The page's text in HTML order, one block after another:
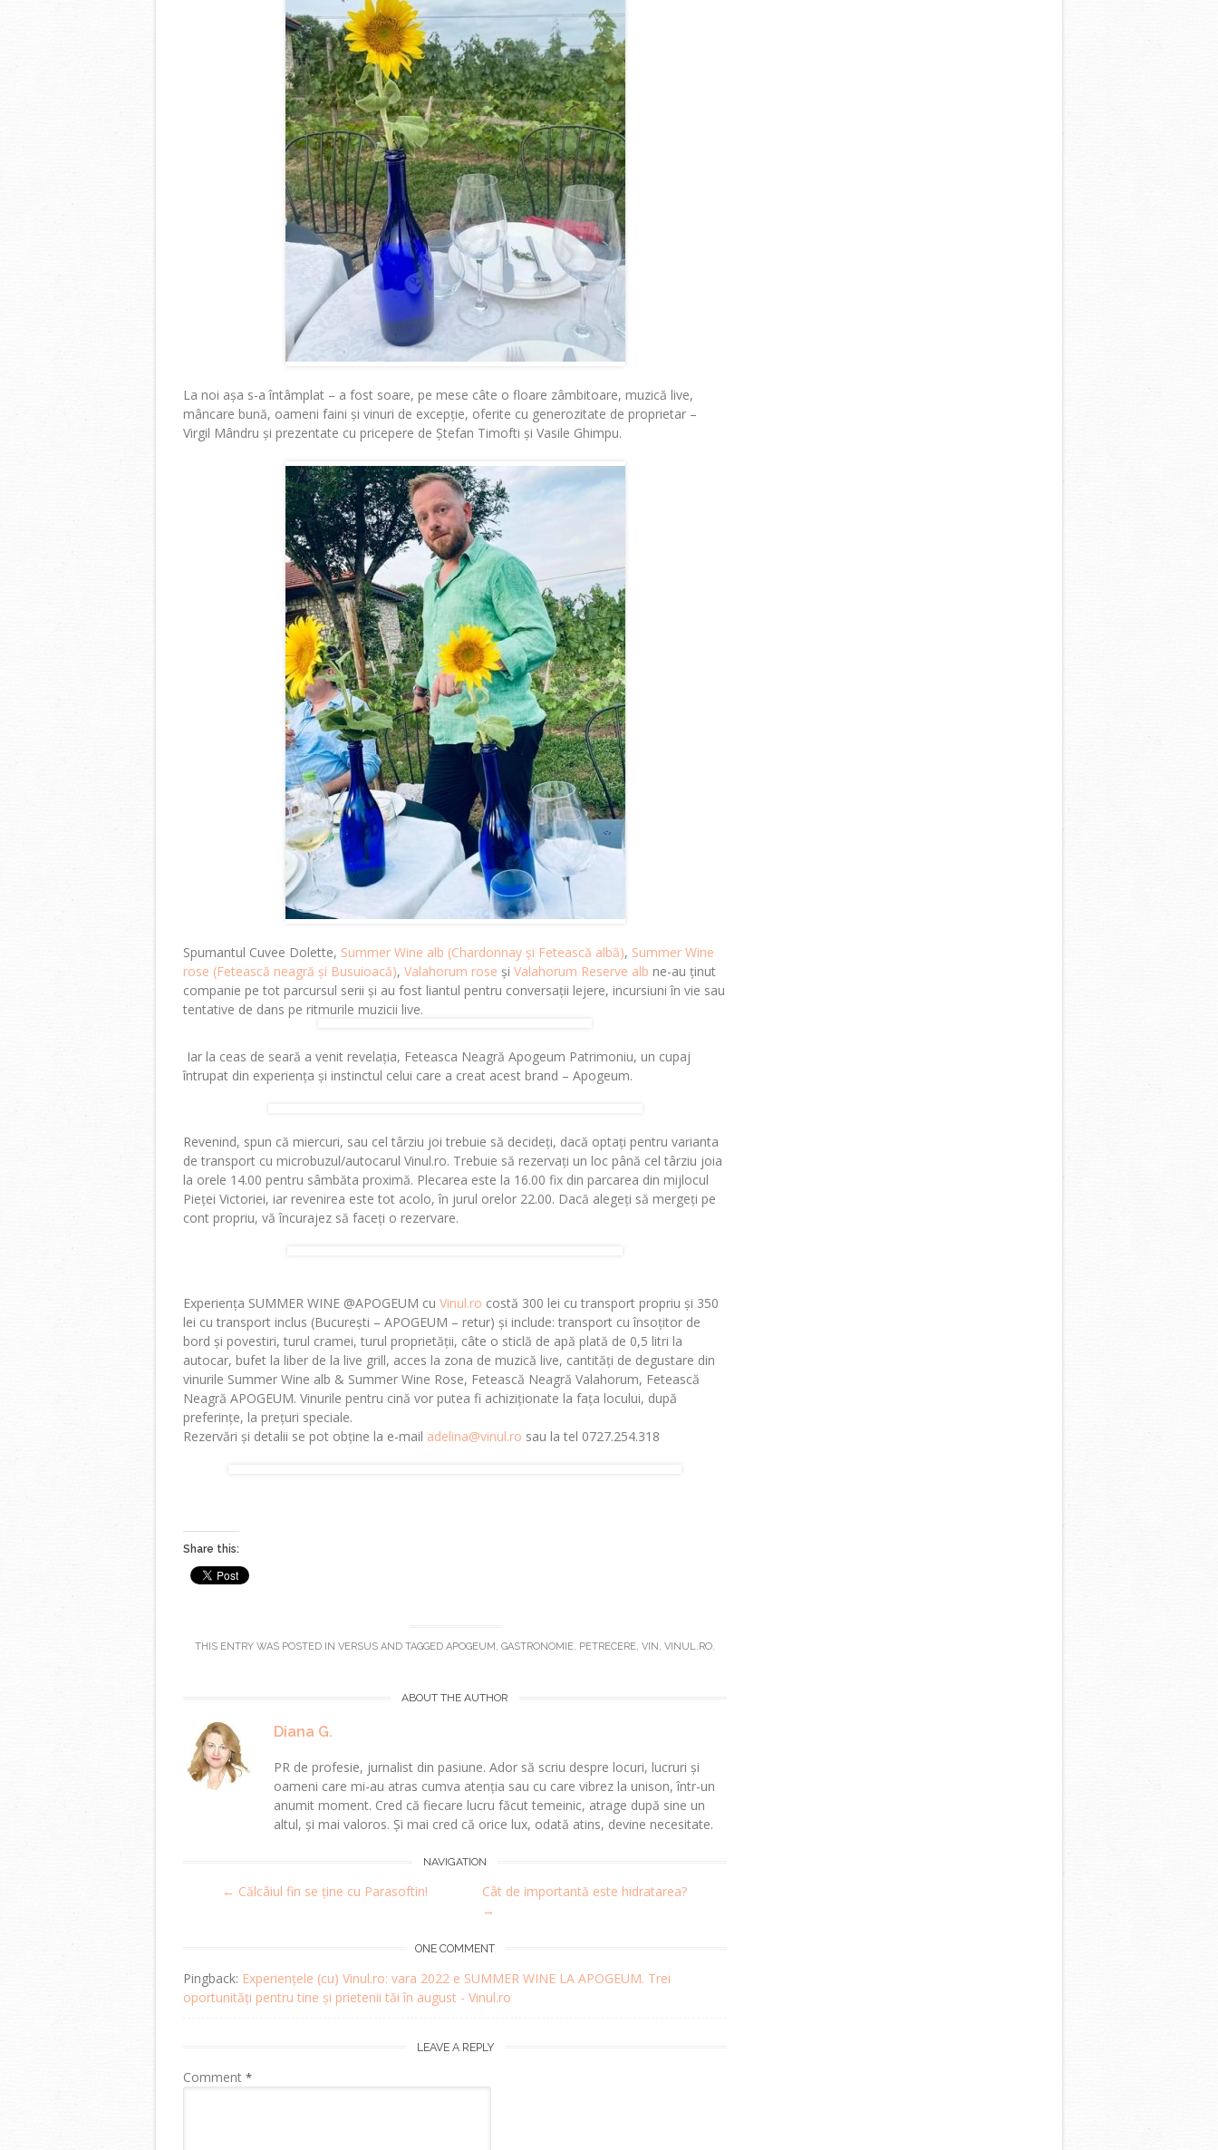
La noi așa s-a întâmplat – a fost soare, pe mese câte o floare zâmbitoare, muzică live,
mâncare bună, oameni faini și vinuri de excepție, oferite cu generozitate de proprietar –
Virgil Mândru și prezentate cu pricepere de Ștefan Timofti și Vasile Ghimpu.
Spumantul Cuvee Dolette, Summer Wine alb (Chardonnay și Fetească albă), Summer Wine
rose (Fetească neagră și Busuioacă), Valahorum rose și Valahorum Reserve alb ne-au ținut
companie pe tot parcursul serii și au fost liantul pentru conversații lejere, incursiuni în vie sau
tentative de dans pe ritmurile muzicii live.
Iar la ceas de seară a venit revelația, Feteasca Neagră Apogeum Patrimoniu, un cupaj
întrupat din experiența și instinctul celui care a creat acest brand – Apogeum.
Revenind, spun că miercuri, sau cel târziu joi trebuie să decideți, dacă optați pentru varianta
de transport cu microbuzul/autocarul Vinul.ro. Trebuie să rezervați un loc până cel târziu joia
la orele 14.00 pentru sâmbăta proximă. Plecarea este la 16.00 fix din parcarea din mijlocul
Pieței Victoriei, iar revenirea este tot acolo, în jurul orelor 22.00. Dacă alegeți să mergeți pe
cont propriu, vă încurajez să faceți o rezervare.
Experiența SUMMER WINE @APOGEUM cu Vinul.ro costă 300 lei cu transport propriu și 350
lei cu transport inclus (București – APOGEUM – retur) și include: transport cu însoțitor de
bord și povestiri, turul cramei, turul proprietății, câte o sticlă de apă plată de 0,5 litri la
autocar, bufet la liber de la live grill, acces la zona de muzică live, cantități de degustare din
vinurile Summer Wine alb & Summer Wine Rose, Fetească Neagră Valahorum, Fetească
Neagră APOGEUM. Vinurile pentru cină vor putea fi achiziționate la fața locului, după
preferințe, la prețuri speciale.
Rezervări și detalii se pot obține la e-mail adelina@vinul.ro sau la tel 0727.254.318
Share this:
THIS ENTRY WAS POSTED IN VERSUS AND TAGGED APOGEUM , GASTRONOMIE, PETRECERE, VIN , VINUL.RO.
ABOUT THE AUTHOR
Diana G.
PR de profesie, jurnalist din pasiune. Ador să scriu despre locuri, lucruri și
oameni care mi-au atras cumva atenția sau cu care vibrez la unison, într-un
anumit moment. Cred că fiecare lucru făcut temeinic, atrage după sine un
altul, și mai valoros. Și mai cred că orice lux, odată atins, devine necesitate.
NAVIGATION
← Călcâiul fin se ține cu Parasoftin!
Cât de importantă este hidratarea?
→
ONE COMMENT
Pingback: Experiențele (cu) Vinul.ro: vara 2022 e SUMMER WINE LA APOGEUM. Trei
oportunități pentru tine și prietenii tăi în august - Vinul.ro
LEAVE A REPLY
Comment *